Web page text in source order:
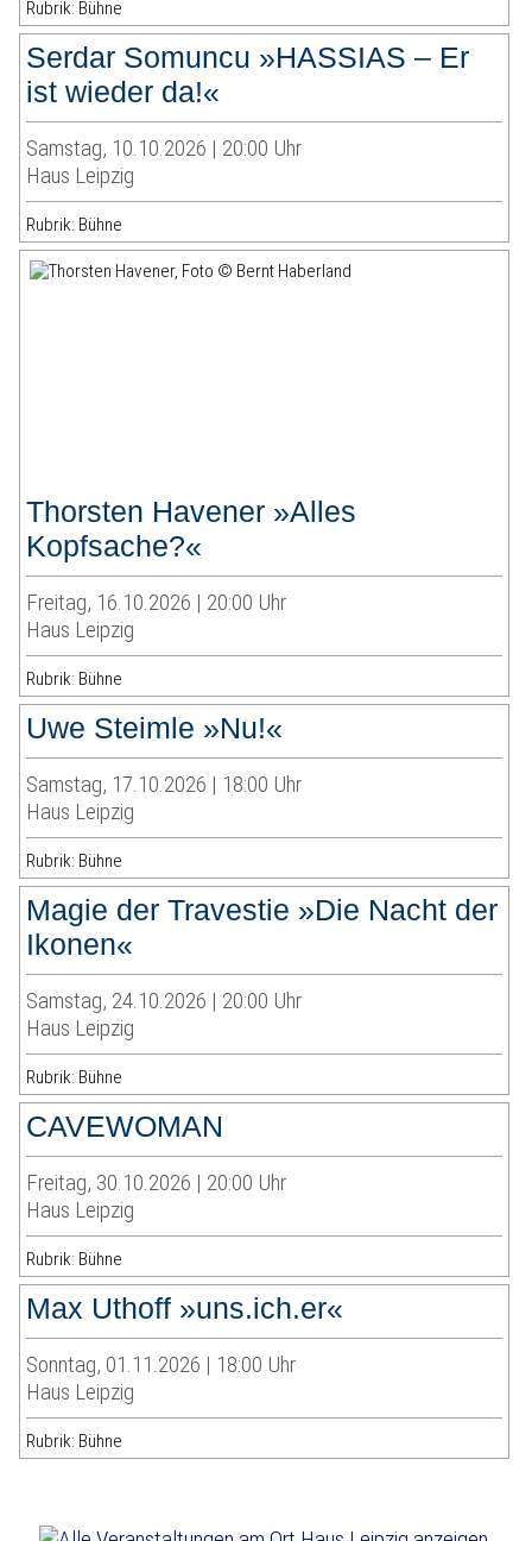
Rubrik: Bühne
Serdar Somuncu »HASSIAS – Er
ist wieder da!«
Samstag, 10.10.2026 | 20:00 Uhr
Haus Leipzig
Rubrik: Bühne
Thorsten Havener »Alles
Kopfsache?«
Freitag, 16.10.2026 | 20:00 Uhr
Haus Leipzig
Rubrik: Bühne
Uwe Steimle »Nu!«
Samstag, 17.10.2026 | 18:00 Uhr
Haus Leipzig
Rubrik: Bühne
Magie der Travestie »Die Nacht der
Ikonen«
Samstag, 24.10.2026 | 20:00 Uhr
Haus Leipzig
Rubrik: Bühne
CAVEWOMAN
Freitag, 30.10.2026 | 20:00 Uhr
Haus Leipzig
Rubrik: Bühne
Max Uthoff »uns.ich.er«
Sonntag, 01.11.2026 | 18:00 Uhr
Haus Leipzig
Rubrik: Bühne